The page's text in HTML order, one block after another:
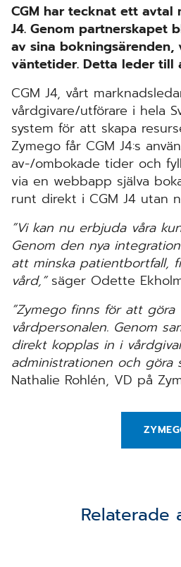
CGM har tecknat ett avtal
J4. Genom
av sina
väntetider. Detta leder till
CGM J4, vårt
vårdgivare/utförare i hela
system för att skapa
Zymego får CGM J4:s
av-/ombokade tider och
via en webbapp själva
runt direkt i CGM J4 utan
”Vi kan nu erbjuda våra
Genom den nya
att minska patientbortfall,
vård,”säger Odette
”Zymego finns för att
vårdpersonalen. Genom
direkt kopplas in i
administrationen och göra
Nathalie Rohlén, VD på
Relaterade